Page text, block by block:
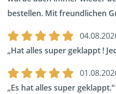
bestellen. Mit freundlichen
Hat alles super geklappt !
Es hat alles super geklappt.